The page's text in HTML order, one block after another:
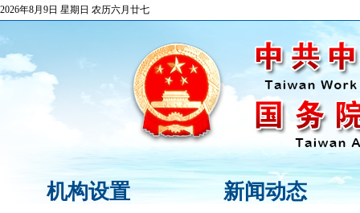
2026年8月9日 星期日 农历六月廿七
机构设置 新闻动态